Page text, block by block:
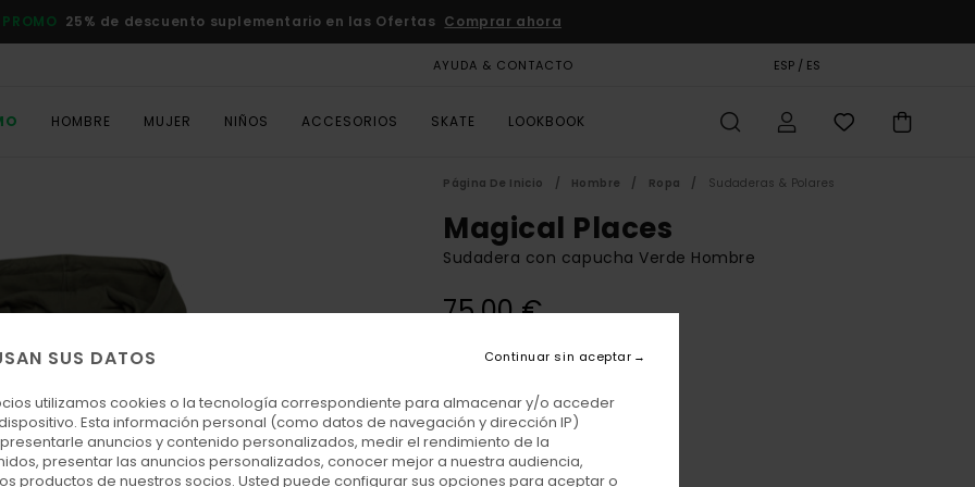
PROMO 25% de descuento suplementario en las Ofertas Comprar ahora
AYUDA & CONTACTO ESP / ES
HOMBRE MUJER NIÑOS ACCESORIOS SKATE LOOKBOOK
Página De Inicio Hombre Ropa Sudaderas & Polares
Magical Places
Sudadera con capucha Verde Hombre
75,00 €
ColorBeetle
SUS DATOS
utilizamos cookies o la tecnología correspondiente para almacenar y/o acceder
Esta información personal (como datos de navegación y dirección IP)
anuncios y contenido personalizados, medir el rendimiento de la
presentar las anuncios personalizados, conocer mejor a nuestra audiencia,
productos de nuestros socios. Usted puede configurar sus opciones para aceptar o
Continuar sin aceptar